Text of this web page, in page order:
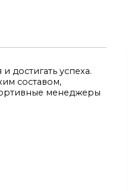
успеха.
составом,
менеджеры